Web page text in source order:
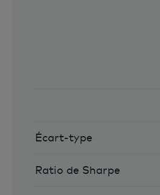
Écart-type
Ratio de Sharpe